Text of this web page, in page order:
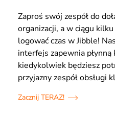
Zaproś swój zespół do
organizacji, a w ciągu
logować czas w Jibble!
interfejs zapewnia
kiedykolwiek będziesz
przyjazny zespół
Zacznij TERAZ!